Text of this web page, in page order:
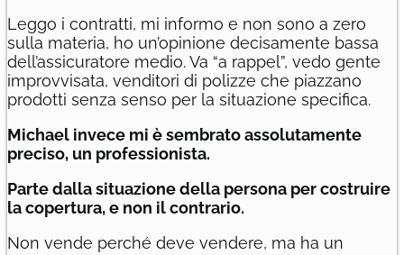
Leggo i contratti, mi informo e non sono a zero
sulla materia, ho un’opinione decisamente bassa
dell’assicuratore medio. Va “a rappel”, vedo gente
improvvisata, venditori di polizze che piazzano
prodotti senza senso per la situazione specifica.
Michael invece mi è sembrato assolutamente
preciso, un professionista.
Parte dalla situazione della persona per costruire
la copertura, e non il contrario.
Non vende perché deve vendere, ma ha un